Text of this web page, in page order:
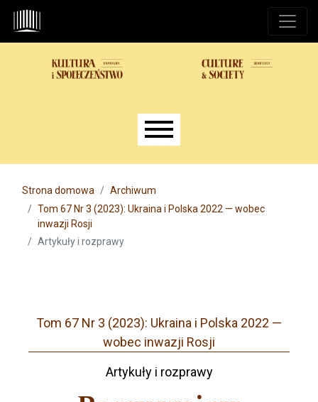
Przejdź do głównego menu
Przejdź do sekcji głównej
Przejdź do stopki
Main menu
Strona domowa
Archiwum
Tom 67 Nr 3 (2023): Ukraina i Polska 2022 — wobec
inwazji Rosji
Artykuły i rozprawy
Tom 67 Nr 3 (2023): Ukraina i Polska 2022 —
wobec inwazji Rosji
Artykuły i rozprawy